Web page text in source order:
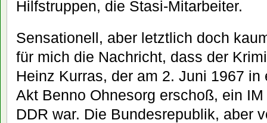
Hilfstruppen, die Stasi-Mitarbeiter.
Sensationell, aber letztlich doch
für mich die Nachricht, dass der
Heinz Kurras, der am 2. Juni 1967
Akt Benno Ohnesorg erschoß, ein
DDR war. Die Bundesrepublik, aber